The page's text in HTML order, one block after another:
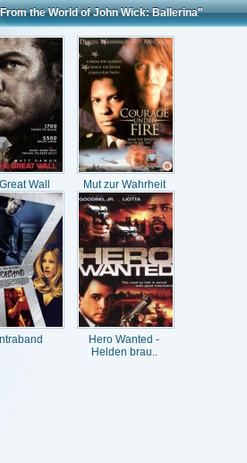
the World of John Wick: Ballerina"
Wall Mut zur Wahrheit
Hero Wanted -
Helden brau..